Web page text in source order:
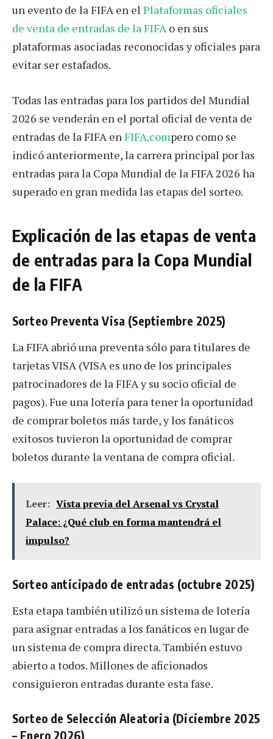
un evento de la FIFA en el Plataformas oficiales
de venta de entradas de la FIFAo en sus
plataformas asociadas reconocidas y oficiales para
evitar ser estafados.
Todas las entradas para los partidos del Mundial
2026 se venderán en el portal oficial de venta de
entradas de la FIFA enFIFA.compero como se
indicó anteriormente, la carrera principal por las
entradas para la Copa Mundial de la FIFA 2026 ha
superado en gran medida las etapas del sorteo.
Explicación de las etapas de venta
de entradas para la Copa Mundial
de la FIFA
Sorteo Preventa Visa (Septiembre 2025)
La FIFA abrió una preventa sólo para titulares de
tarjetas VISA (VISA es uno de los principales
patrocinadores de la FIFA y su socio oficial de
pagos). Fue una lotería para tener la oportunidad
de comprar boletos más tarde, y los fanáticos
exitosos tuvieron la oportunidad de comprar
boletos durante la ventana de compra oficial.
Leer: Vista previa del Arsenal vs Crystal
Palace: ¿Qué club en forma mantendrá el
impulso?
Sorteo anticipado de entradas (octubre 2025)
Esta etapa también utilizó un sistema de lotería
para asignar entradas a los fanáticos en lugar de
un sistema de compra directa. También estuvo
abierto a todos. Millones de aficionados
consiguieron entradas durante esta fase.
Sorteo de Selección Aleatoria (Diciembre 2025
– Enero 2026)